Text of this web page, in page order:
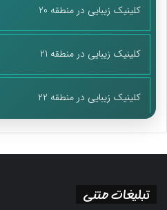
کلینیک زیبایی در منطقه 20
کلینیک زیبایی در منطقه 21
کلینیک زیبایی در منطقه 22
تبلیغات متنی